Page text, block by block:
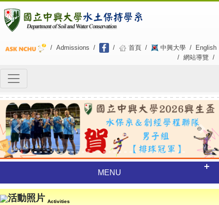
/ Admissions / / 首頁 / 中興大學 /
English
/ 網站導覽 /
Previous Next
MENU
活動照片 Activities